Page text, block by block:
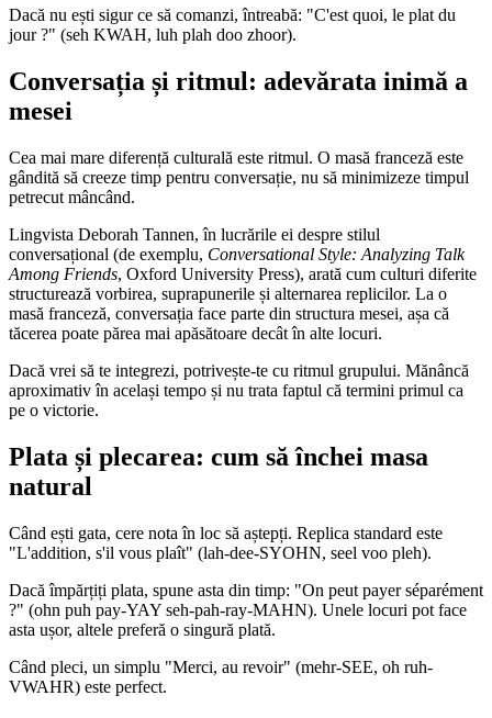
Dacă nu ești sigur ce să comanzi, întreabă: "C'est quoi, le plat du
jour ?" (seh KWAH, luh plah doo zhoor).
Conversația și ritmul: adevărata inimă a
mesei
Cea mai mare diferență culturală este ritmul. O masă franceză este
gândită să creeze timp pentru conversație, nu să minimizeze timpul
petrecut mâncând.
Lingvista Deborah Tannen, în lucrările ei despre stilul
conversațional (de exemplu, Conversational Style: Analyzing Talk
Among Friends, Oxford University Press), arată cum culturi diferite
structurează vorbirea, suprapunerile și alternarea replicilor. La o
masă franceză, conversația face parte din structura mesei, așa că
tăcerea poate părea mai apăsătoare decât în alte locuri.
Dacă vrei să te integrezi, potrivește-te cu ritmul grupului. Mănâncă
aproximativ în același tempo și nu trata faptul că termini primul ca
pe o victorie.
Plata și plecarea: cum să închei masa
natural
Când ești gata, cere nota în loc să aștepți. Replica standard este
"L'addition, s'il vous plaît" (lah-dee-SYOHN, seel voo pleh).
Dacă împărțiți plata, spune asta din timp: "On peut payer séparément
?" (ohn puh pay-YAY seh-pah-ray-MAHN). Unele locuri pot face
asta ușor, altele preferă o singură plată.
Când pleci, un simplu "Merci, au revoir" (mehr-SEE, oh ruh-
VWAHR) este perfect.